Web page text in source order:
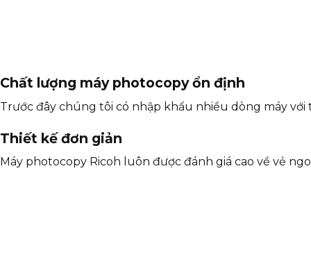
Chất lượng máy photocopy ổn định
Trước đây chúng tôi có nhập khẩu nhiều dòng máy
Thiết kế đơn giản
Máy photocopy Ricoh luôn được đánh giá cao về vẻ